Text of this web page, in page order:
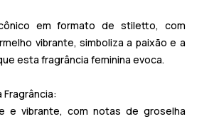
em formato de stiletto, com
vibrante, simboliza a paixão e a
esta fragrância feminina evoca.
e vibrante, com notas de groselha